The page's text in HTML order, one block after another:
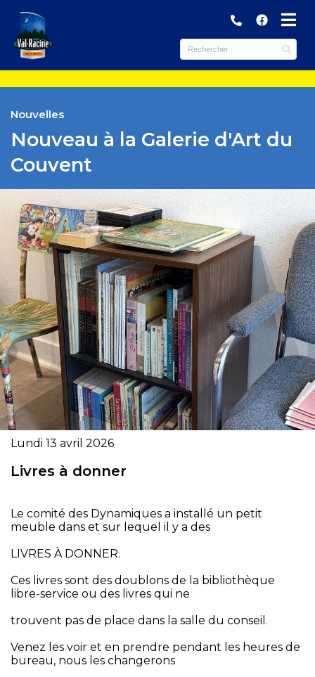
(Municipalité )
(Services )
(Culture et loisirs )
(Tourisme et Commerces )
Nouvelles
Nouveau à la Galerie d'Art du
Couvent
Lundi 13 avril 2026
Livres à donner
Le comité des Dynamiques a installé un petit
meuble dans et sur lequel il y a des
LIVRES À DONNER.
Ces livres sont des doublons de la bibliothèque
libre-service ou des livres qui ne
trouvent pas de place dans la salle du conseil.
Venez les voir et en prendre pendant les heures de
bureau, nous les changerons